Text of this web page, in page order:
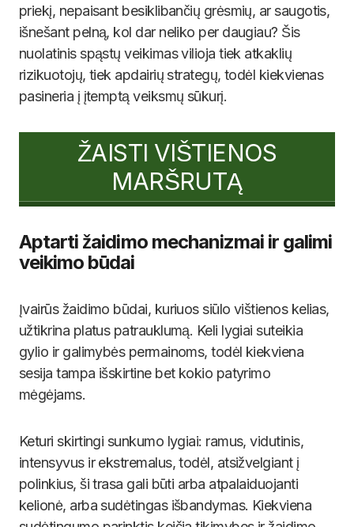
priekį, nepaisant besiklibančių grėsmių, ar saugotis,
išnešant pelną, kol dar neliko per daugiau? Šis
nuolatinis spąstų veikimas vilioja tiek atkaklių
rizikuotojų, tiek apdairių strategų, todėl kiekvienas
pasineria į įtemptą veiksmų sūkurį.
ŽAISTI VIŠTIENOS
MARŠRUTĄ
Aptarti žaidimo mechanizmai ir galimi
veikimo būdai
Įvairūs žaidimo būdai, kuriuos siūlo vištienos kelias,
užtikrina platus patrauklumą. Keli lygiai suteikia
gylio ir galimybės permainoms, todėl kiekviena
sesija tampa išskirtine bet kokio patyrimo
mėgėjams.
Keturi skirtingi sunkumo lygiai: ramus, vidutinis,
intensyvus ir ekstremalus, todėl, atsižvelgiant į
polinkius, ši trasa gali būti arba atpalaiduojanti
kelionė, arba sudėtingas išbandymas. Kiekviena